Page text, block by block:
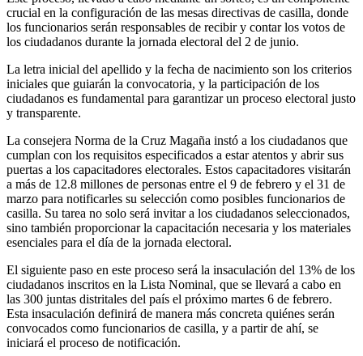
crucial en la configuración de las mesas directivas de casilla, donde
los funcionarios serán responsables de recibir y contar los votos de
los ciudadanos durante la jornada electoral del 2 de junio.
La letra inicial del apellido y la fecha de nacimiento son los criterios
iniciales que guiarán la convocatoria, y la participación de los
ciudadanos es fundamental para garantizar un proceso electoral justo
y transparente.
La consejera Norma de la Cruz Magaña instó a los ciudadanos que
cumplan con los requisitos especificados a estar atentos y abrir sus
puertas a los capacitadores electorales. Estos capacitadores visitarán
a más de 12.8 millones de personas entre el 9 de febrero y el 31 de
marzo para notificarles su selección como posibles funcionarios de
casilla. Su tarea no solo será invitar a los ciudadanos seleccionados,
sino también proporcionar la capacitación necesaria y los materiales
esenciales para el día de la jornada electoral.
El siguiente paso en este proceso será la insaculación del 13% de los
ciudadanos inscritos en la Lista Nominal, que se llevará a cabo en
las 300 juntas distritales del país el próximo martes 6 de febrero.
Esta insaculación definirá de manera más concreta quiénes serán
convocados como funcionarios de casilla, y a partir de ahí, se
iniciará el proceso de notificación.